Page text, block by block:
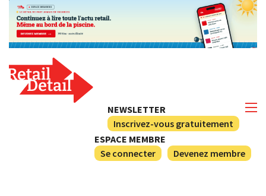
NEWSLETTER
Inscrivez-vous gratuitement
ESPACE MEMBRE
Se connecter
Devenez membre